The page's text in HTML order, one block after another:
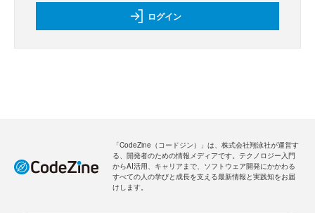
ログイン
「CodeZine（コードジン）」は、株式会社翔泳社が運営す
る、開発者のための情報メディアです。テクノロジー入門
からAI活用、キャリアまで、ソフトウェア開発にかかわる
すべての人の学びと成長を支える最新情報と実践知をお届
けします。